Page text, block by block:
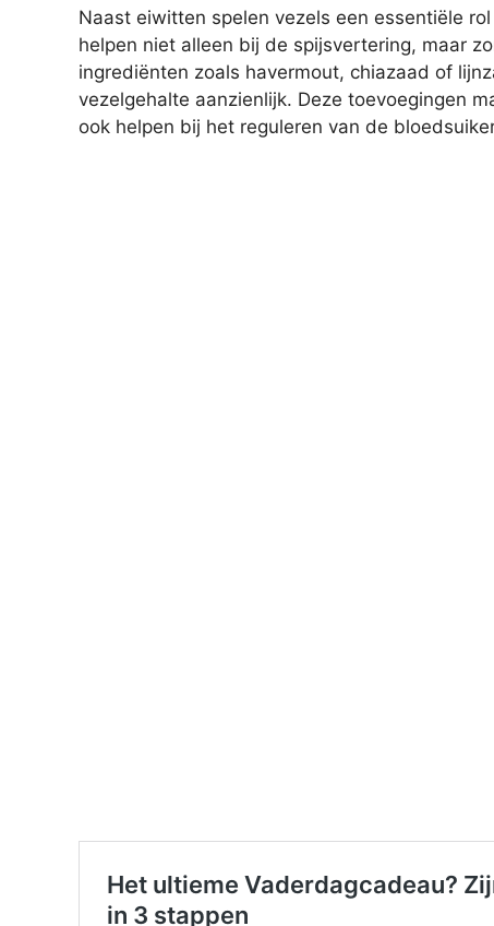
Naast eiwitten spelen vezels een essentiële
helpen niet alleen bij de spijsvertering, maar
ingrediënten zoals havermout, chiazaad of
vezelgehalte aanzienlijk. Deze toevoegingen
ook helpen bij het reguleren van de